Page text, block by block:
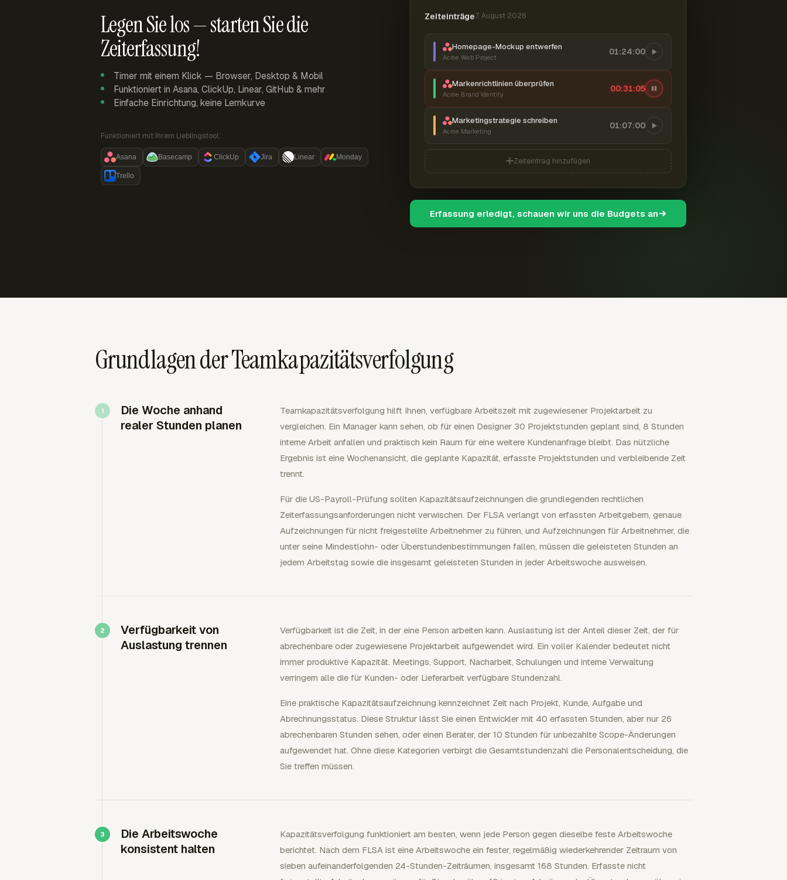
Legen Sie los — starten Sie die
Zeiterfassung!
Timer mit einem Klick — Browser, Desktop & Mobil
Funktioniert in Asana, ClickUp, Linear, GitHub & mehr
Einfache Einrichtung, keine Lernkurve
Funktioniert mit Ihrem Lieblingstool:
Asana Basecamp ClickUp Jira Linear Monday
Trello
Zeiteinträge7. August 2026
Homepage-Mockup entwerfen
Acme Web Project
01:24:00
Markenrichtlinien überprüfen
Acme Brand Identity
00:31:06
Marketingstrategie schreiben
Acme Marketing
01:07:00
Zeiteintrag hinzufügen
Erfassung erledigt, schauen wir uns die Budgets an
Grundlagen der Teamkapazitätsverfolgung
Die Woche anhand
realer Stunden planen
Teamkapazitätsverfolgung hilft Ihnen, verfügbare Arbeitszeit mit zugewiesener Projektarbeit zu
vergleichen. Ein Manager kann sehen, ob für einen Designer 30 Projektstunden geplant sind, 8 Stunden
interne Arbeit anfallen und praktisch kein Raum für eine weitere Kundenanfrage bleibt. Das nützliche
Ergebnis ist eine Wochenansicht, die geplante Kapazität, erfasste Projektstunden und verbleibende Zeit
trennt.
Für die US-Payroll-Prüfung sollten Kapazitätsaufzeichnungen die grundlegenden rechtlichen
Zeiterfassungsanforderungen nicht verwischen. Der FLSA verlangt von erfassten Arbeitgebern, genaue
Aufzeichnungen für nicht freigestellte Arbeitnehmer zu führen, und Aufzeichnungen für Arbeitnehmer, die
unter seine Mindestlohn- oder Überstundenbestimmungen fallen, müssen die geleisteten Stunden an
jedem Arbeitstag sowie die insgesamt geleisteten Stunden in jeder Arbeitswoche ausweisen.
Verfügbarkeit von
Auslastung trennen
Verfügbarkeit ist die Zeit, in der eine Person arbeiten kann. Auslastung ist der Anteil dieser Zeit, der für
abrechenbare oder zugewiesene Projektarbeit aufgewendet wird. Ein voller Kalender bedeutet nicht
immer produktive Kapazität. Meetings, Support, Nacharbeit, Schulungen und interne Verwaltung
verringern alle die für Kunden- oder Lieferarbeit verfügbare Stundenzahl.
Eine praktische Kapazitätsaufzeichnung kennzeichnet Zeit nach Projekt, Kunde, Aufgabe und
Abrechnungsstatus. Diese Struktur lässt Sie einen Entwickler mit 40 erfassten Stunden, aber nur 26
abrechenbaren Stunden sehen, oder einen Berater, der 10 Stunden für unbezahlte Scope-Änderungen
aufgewendet hat. Ohne diese Kategorien verbirgt die Gesamtstundenzahl die Personalentscheidung, die
Sie treffen müssen.
Die Arbeitswoche
konsistent halten
Kapazitätsverfolgung funktioniert am besten, wenn jede Person gegen dieselbe feste Arbeitswoche
berichtet. Nach dem FLSA ist eine Arbeitswoche ein fester, regelmäßig wiederkehrender Zeitraum von
sieben aufeinanderfolgenden 24-Stunden-Zeiträumen, insgesamt 168 Stunden. Erfasste nicht